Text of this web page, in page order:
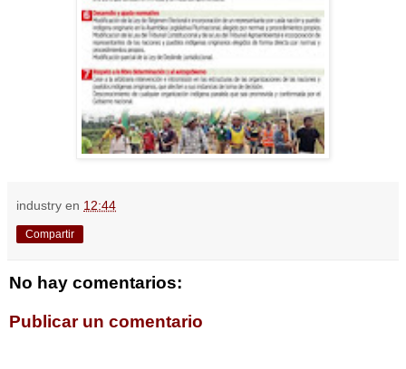
industry en 12:44
Compartir
No hay comentarios:
Publicar un comentario